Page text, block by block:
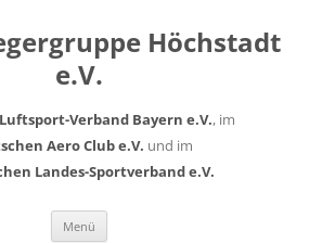
Höchstadt
e.V.
Luftsport-Verband Bayern e.V., im
Aero Club e.V. und im
Landes-Sportverband e.V.
Menü